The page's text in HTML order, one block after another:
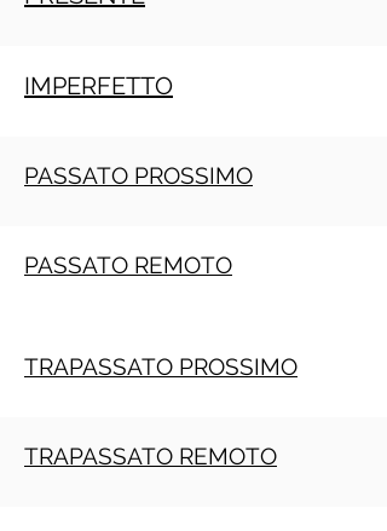
IMPERFETTO
PASSATO PROSSIMO
PASSATO REMOTO
TRAPASSATO PROSSIMO
TRAPASSATO REMOTO